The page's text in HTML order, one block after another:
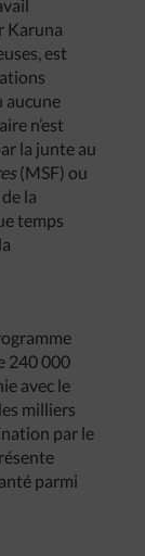
Karuna
est
aucune
n’est
la junte au
(MSF) ou
la
temps
240 000
avec le
milliers
par le
parmi